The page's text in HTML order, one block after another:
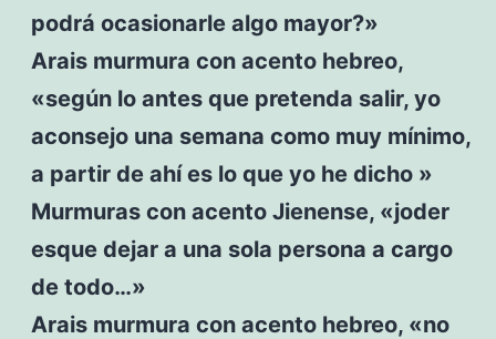
podrá ocasionarle algo mayor?»
Arais murmura con acento hebreo,
«según lo antes que pretenda salir, yo
aconsejo una semana como muy mínimo,
a partir de ahí es lo que yo he dicho »
Murmuras con acento Jienense, «joder
esque dejar a una sola persona a cargo
de todo…»
Arais murmura con acento hebreo, «no